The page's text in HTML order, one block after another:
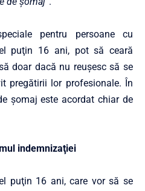
pentru persoane cu
puţin 16 ani, pot să ceară
doar dacă nu reuşesc să se
pregătirii lor profesionale. În
şomaj este acordat chiar de
indemnizaţiei
puţin 16 ani, care vor să se